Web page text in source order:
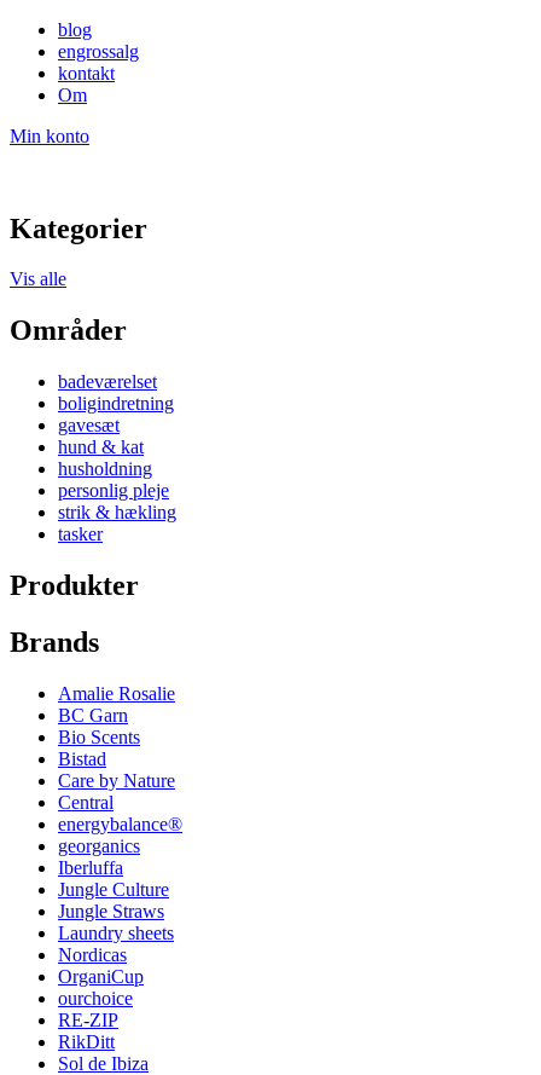
blog
engrossalg
kontakt
Om
Min konto
Kategorier
Vis alle
Områder
badeværelset
boligindretning
gavesæt
hund & kat
husholdning
personlig pleje
strik & hækling
tasker
Produkter
Brands
Amalie Rosalie
BC Garn
Bio Scents
Bistad
Care by Nature
Central
energybalance®
georganics
Iberluffa
Jungle Culture
Jungle Straws
Laundry sheets
Nordicas
OrganiCup
ourchoice
RE-ZIP
RikDitt
Sol de Ibiza